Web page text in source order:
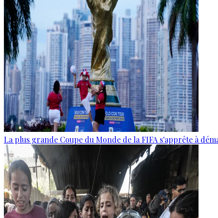
La plus grande Coupe du Monde de la FIFA s'apprête à